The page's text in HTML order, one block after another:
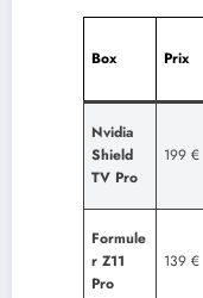
Box Prix
Nvidia
Shield
TV Pro
199 €
Formule
r Z11
Pro
139 €